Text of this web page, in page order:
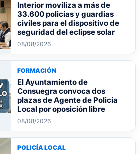
Interior moviliza a más de
33.600 policías y guardias
civiles para el dispositivo de
seguridad del eclipse solar
08/08/2026
FORMACIÓN
El Ayuntamiento de
Consuegra convoca dos
plazas de Agente de Policía
Local por oposición libre
08/08/2026
POLICÍA LOCAL